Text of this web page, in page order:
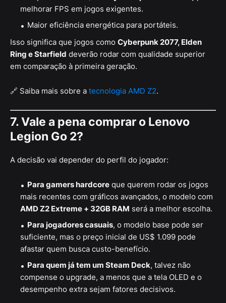
melhorar FPS em jogos exigentes.
Maior eficiência energética para portáteis.
Isso significa que jogos como Cyberpunk 2077, Elden
Ring e Starfield deverão rodar com qualidade superior
em comparação à primeira geração.
🔗 Saiba mais sobre a tecnologia AMD Z2.
7. Vale a pena comprar o Lenovo
Legion Go 2?
A decisão vai depender do perfil do jogador:
Para gamers hardcore que querem rodar os jogos
mais recentes com gráficos avançados, o modelo com
AMD Z2 Extreme + 32GB RAM será a melhor escolha.
Para jogadores casuais, o modelo base pode ser
suficiente, mas o preço inicial de US$ 1.099 pode
afastar quem busca custo-benefício.
Para quem já tem um Steam Deck, talvez não
compense o upgrade, a menos que a tela OLED e o
desempenho extra sejam fatores decisivos.